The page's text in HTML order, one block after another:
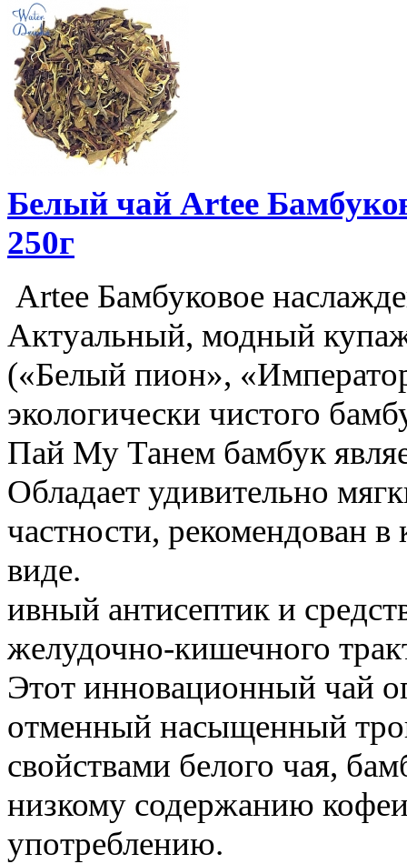
Белый чай Artee
250г
Artee Бамбуковое
Актуальный, модный
(«Белый пион»,
экологически чистого
Пай Му Танем бамбук
Обладает удивительно
частности, рекомендован в
виде.
ивный антисептик и
желудочно-кишечного
Этот инновационный чай
отменный насыщенный
свойствами белого чая,
низкому содержанию
употреблению.